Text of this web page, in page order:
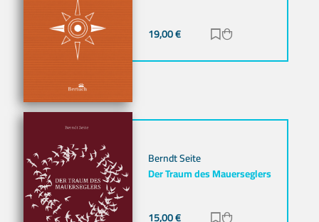
19,00€ Zur Merkliste
Berndt Seite
Der Traum des Mauerseglers
15,00€